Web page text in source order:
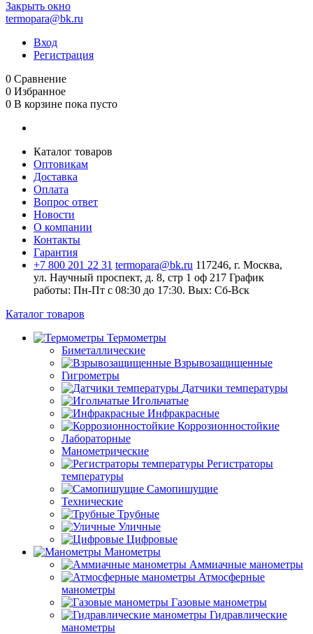
Закрыть окно
termopara@bk.ru
Вход
Регистрация
0 Сравнение
0 Избранное
0 В корзине пока пусто
Каталог товаров
Оптовикам
Доставка
Оплата
Вопрос ответ
Новости
О компании
Контакты
Гарантия
+7 800 201 22 31 termopara@bk.ru 117246, г. Москва,
ул. Научный проспект, д. 8, стр 1 оф 217 График
работы: Пн‑Пт с 08:30 до 17:30. Вых: Сб‑Вск
Каталог товаров
Термометры
Биметаллические
Взрывозащищенные
Гигрометры
Датчики температуры
Игольчатые
Инфракрасные
Коррозионностойкие
Лабораторные
Манометрические
Регистраторы
температуры
Самопишущие
Технические
Трубные
Уличные
Цифровые
Манометры
Аммиачные манометры
Атмосферные
манометры
Газовые манометры
Гидравлические
манометры